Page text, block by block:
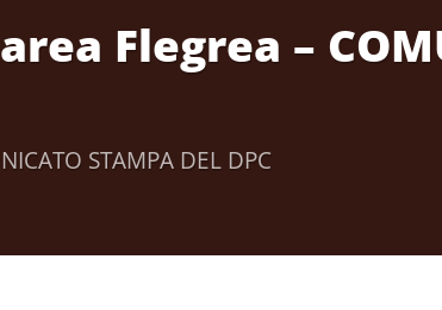
Flegrea –
STAMPA DEL DPC